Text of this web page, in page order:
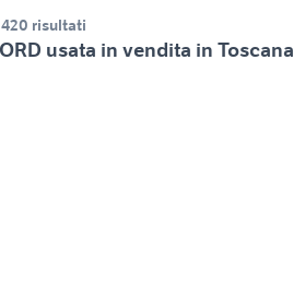
risultati
usata in vendita in Toscana